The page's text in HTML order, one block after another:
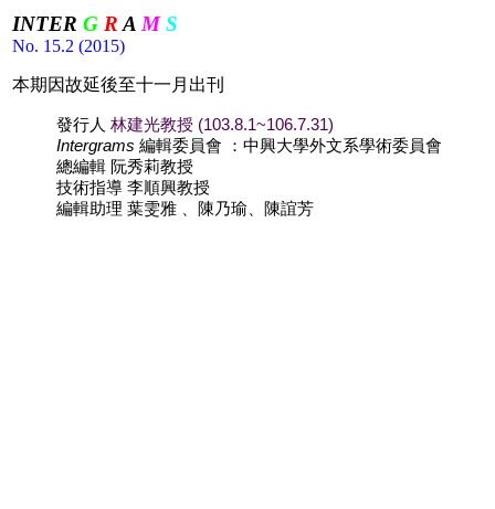
INTER G R A MS
No. 15.2 (2015)
本期因故延後至十一月出刊
發行人 林建光教授 (103.8.1~106.7.31)
Intergrams 編輯委員會
：中興大學外文系學術委員會
總編輯 阮秀莉教授
技術指導 李順興教授
編輯助理 葉雯雅 、陳乃瑜、陳誼芳